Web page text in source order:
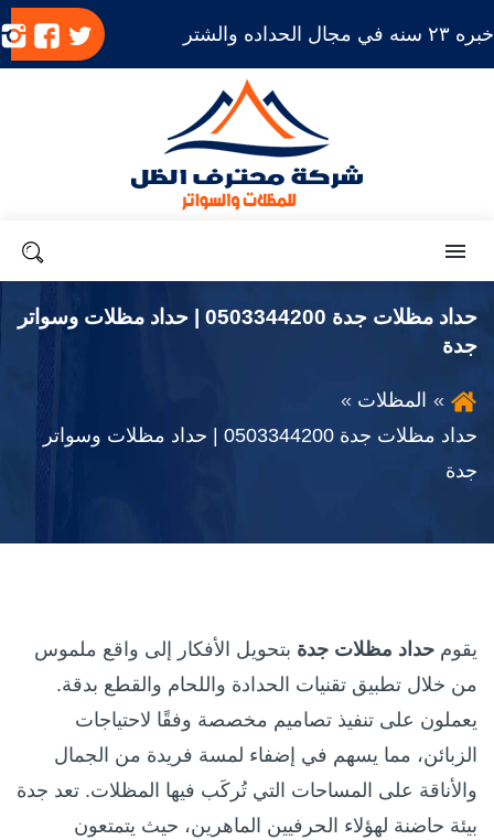
خبره ٢٣ سنه في مجال الحداده والشتر
تابعنا
علىعلى
حداد مظلات جدة 0503344200 | حداد مظلات وسواتر
جدة
المظلات
حداد مظلات جدة 0503344200 | حداد مظلات وسواتر
جدة
يقوم حداد مظلات جدة بتحويل الأفكار إلى واقع ملموس
من خلال تطبيق تقنيات الحدادة واللحام والقطع بدقة.
يعملون على تنفيذ تصاميم مخصصة وفقًا لاحتياجات
الزبائن، مما يسهم في إضفاء لمسة فريدة من الجمال
والأناقة على المساحات التي تُركَب فيها المظلات. تعد جدة
بيئة حاضنة لهؤلاء الحرفيين الماهرين، حيث يتمتعون